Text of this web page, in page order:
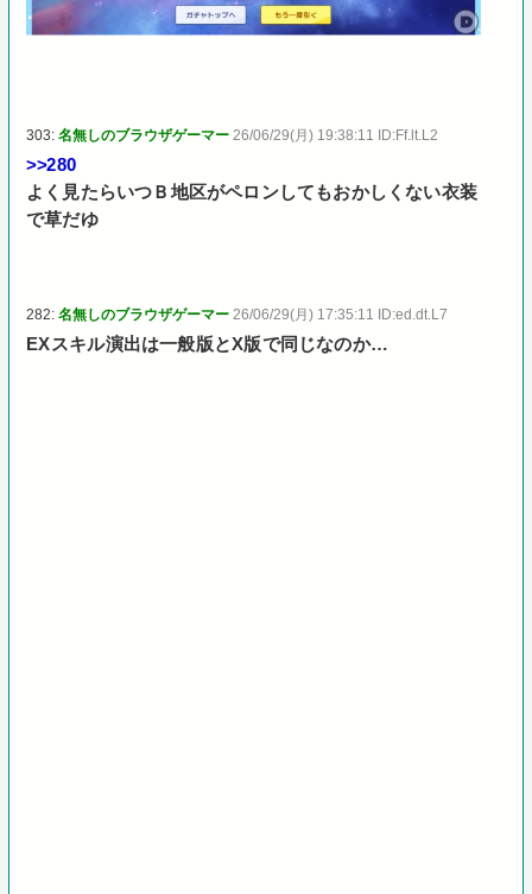
303:名無しのブラウザゲーマー 26/06/29(月) 19:38:11 ID:Ff.lt.L2
>>280
よく見たらいつＢ地区がペロンしてもおかしくない衣装
で草だゆ
282:名無しのブラウザゲーマー 26/06/29(月) 17:35:11 ID:ed.dt.L7
EXスキル演出は一般版とX版で同じなのか…